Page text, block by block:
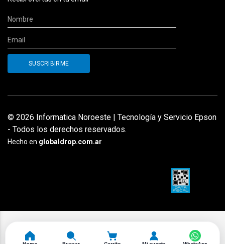
© 2026 Informatica Noroeste | Tecnología y Servicio Epson
- Todos los derechos reservados.
Hecho en globaldrop.com.ar